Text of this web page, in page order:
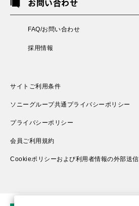
お問い合わせ
FAQ/お問い合わせ
採用情報
サイトご利用条件
ソニーグループ共通プライバシーポリシー
プライバシーポリシー
会員ご利用規約
Cookieポリシーおよび利用者情報の外部送信